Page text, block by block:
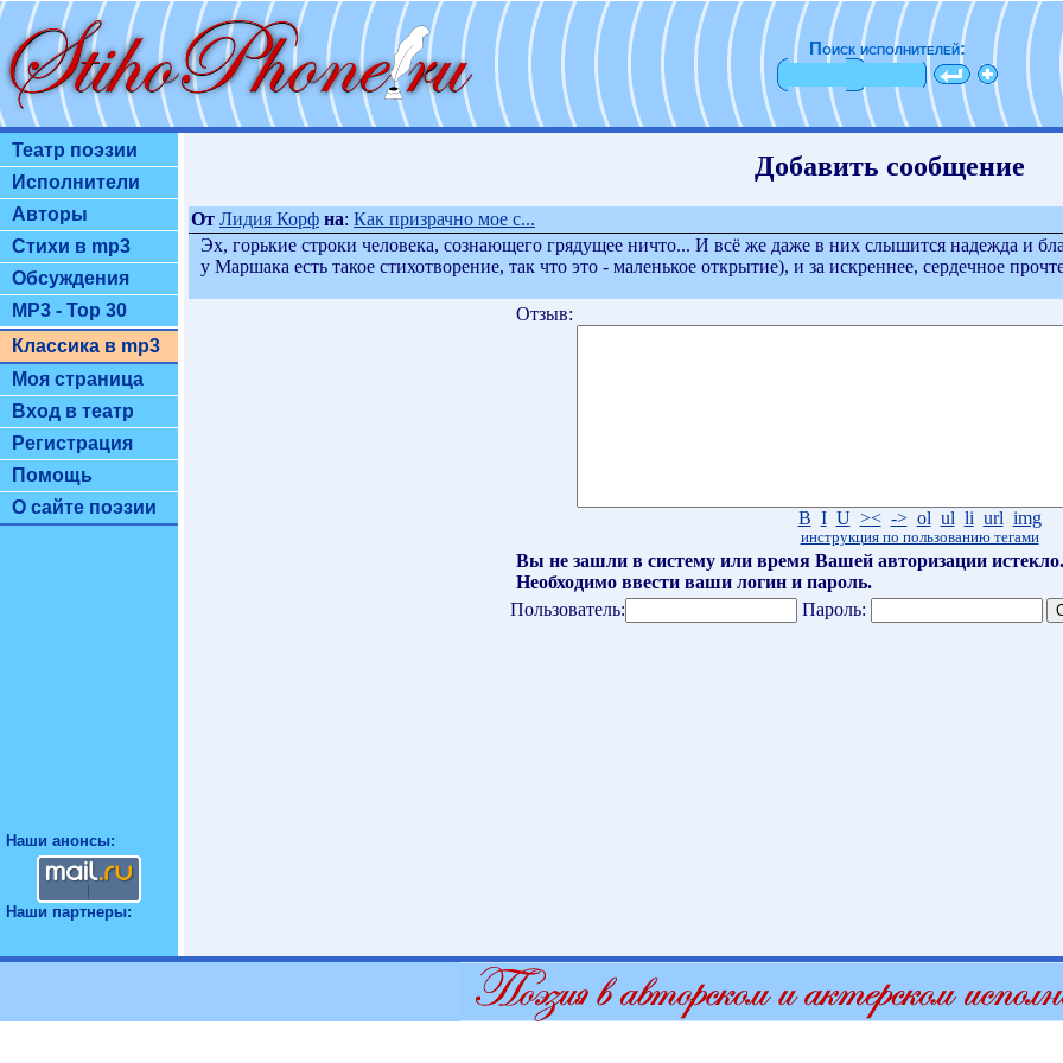
Поиск исполнителей:
Театр поэзии
Исполнители
Авторы
Стихи в mp3
Обсуждения
MP3 - Top 30
Классика в mp3
Моя страница
Вход в театр
Регистрация
Помощь
О сайте поэзии
Наши анонсы:
Наши партнеры:
Добавить сообщение
От Лидия Корф на: Как призрачно мое с...
Эх, горькие строки человека, сознающего грядущее ничто... И всё же даже в них слышится надежда и
у Маршака есть такое стихотворение, так что это - маленькое открытие), и за искреннее, сердечное
Отзыв:
B I U >< -> ol ul li url img
инструкция по пользованию тегами
Вы не зашли в систему или время Вашей авторизации истекло.
Необходимо ввести ваши логин и пароль.
Пользователь:
Пароль: